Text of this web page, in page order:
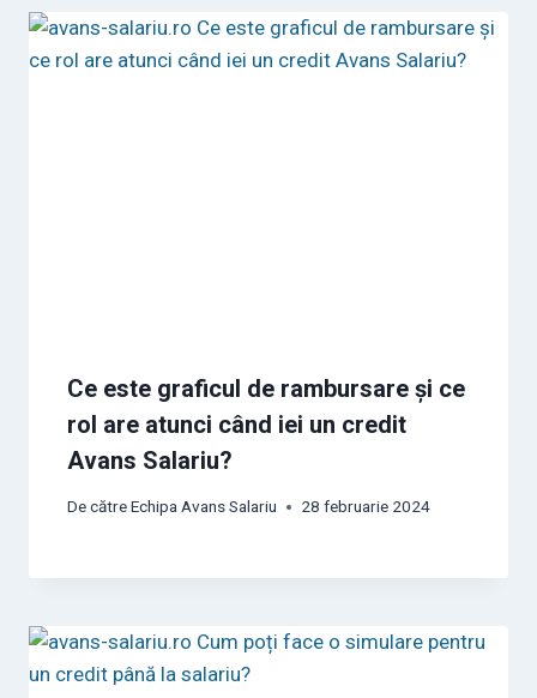
Ce este graficul de rambursare și ce
rol are atunci când iei un credit
Avans Salariu?
De cătreEchipa Avans Salariu 28 februarie 2024